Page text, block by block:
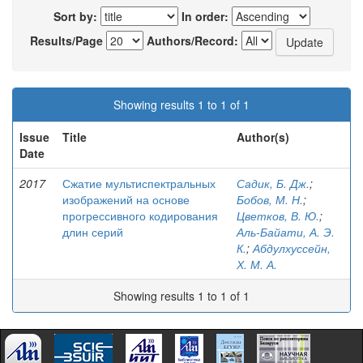
Sort by:
In order:
Results/Page
Authors/Record:
Showing results 1 to 1 of 1
Issue
Date
Title Author(s)
2017
Сжатие мультиспектральных
изображений на основе
прогрессивного кодирования
длин серий
Садик, Б. Дж.;
Бобов, М. Н.;
Цветков, В. Ю.;
Аль-Байати, А. Э.
К.;Абдулхуссейн,
Х. М. А.
Showing results 1 to 1 of 1